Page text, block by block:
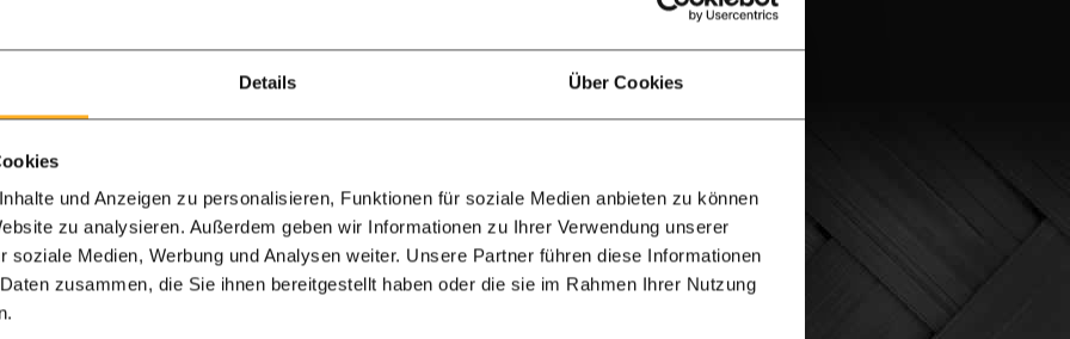
Details Über Cookies
und Anzeigen zu personalisieren, Funktionen für soziale Medien anbieten zu können
zu analysieren. Außerdem geben wir Informationen zu Ihrer Verwendung unserer
soziale Medien, Werbung und Analysen weiter. Unsere Partner führen diese Informationen
zusammen, die Sie ihnen bereitgestellt haben oder die sie im Rahmen Ihrer Nutzung